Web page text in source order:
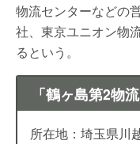
物流センターなどの
社、東京ユニオン物
るという。
「鶴ヶ島第2物
所在地：埼玉県川